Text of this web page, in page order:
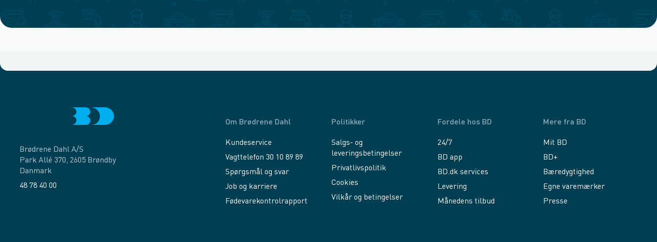
Brødrene Dahl A/S
Park Allé 370, 2605 Brøndby
Danmark
48 78 40 00
Om Brødrene Dahl
Kundeservice
Vagttelefon 30 10 89 89
Spørgsmål og svar
Job og karriere
Fødevarekontrolrapport
Politikker
Salgs- og
leveringsbetingelser
Privatlivspolitik
Cookies
Vilkår og betingelser
Fordele hos BD
24/7
BD app
BD.dk services
Levering
Månedens tilbud
Mere fra BD
Mit BD
BD+
Bæredygtighed
Egne varemærker
Presse